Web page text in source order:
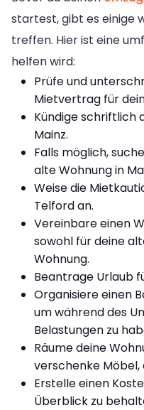
startest, gibt es einige
treffen. Hier ist eine
helfen wird:
Prüfe und
Mietvertrag für
Kündige schriftlich
Mainz.
Falls möglich,
alte Wohnung in
Weise die
Telford an.
Vereinbare einen
sowohl für deine
Wohnung.
Beantrage Urlaub
Organisiere einen
um während des
Belastungen zu
Räume deine
verschenke
Erstelle einen
Überblick zu